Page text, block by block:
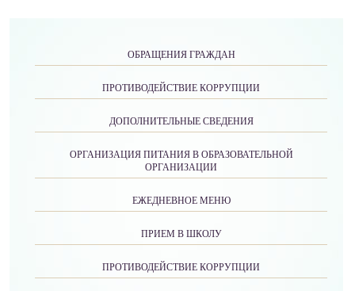
ОБРАЩЕНИЯ ГРАЖДАН
ПРОТИВОДЕЙСТВИЕ КОРРУПЦИИ
ДОПОЛНИТЕЛЬНЫЕ СВЕДЕНИЯ
ОРГАНИЗАЦИЯ ПИТАНИЯ В ОБРАЗОВАТЕЛЬНОЙ
ОРГАНИЗАЦИИ
ЕЖЕДНЕВНОЕ МЕНЮ
ПРИЕМ В ШКОЛУ
ПРОТИВОДЕЙСТВИЕ КОРРУПЦИИ